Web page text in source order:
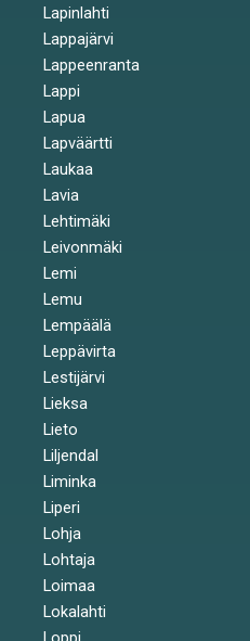
Lapinlahti
Lappajärvi
Lappeenranta
Lappi
Lapua
Lapväärtti
Laukaa
Lavia
Lehtimäki
Leivonmäki
Lemi
Lemu
Lempäälä
Leppävirta
Lestijärvi
Lieksa
Lieto
Liljendal
Liminka
Liperi
Lohja
Lohtaja
Loimaa
Lokalahti